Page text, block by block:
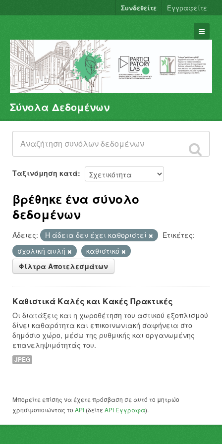
Συνδεθείτε Εγγραφείτε
Σύνολα Δεδομένων
Φορείς
Ομάδες
Σχετικά
Σύνολα Δεδομένων
Ταξινόμηση κατά
βρέθηκε ένα σύνολο
δεδομένων
Άδειες: Η άδεια δεν έχει καθοριστεί
Ετικέτες:
σχολική αυλή
καθιστικό
Φίλτρα Αποτελεσμάτων
Καθιστικά Καλές και Κακές Πρακτικές
Οι διατάξεις και η χωροθέτηση του αστικού εξοπλισμού
δίνει καθαρότητα και επικοινωνιακή σαφήνεια στο
δημόσιο χώρο, μέσω της ρυθμικής και οργανωμένης
επανεληψιμότητάς του.
JPEG
Μπορείτε επίσης να έχετε πρόσβαση σε αυτό το μητρώο
χρησιμοποιώντας το API (δείτε API Έγγραφα).